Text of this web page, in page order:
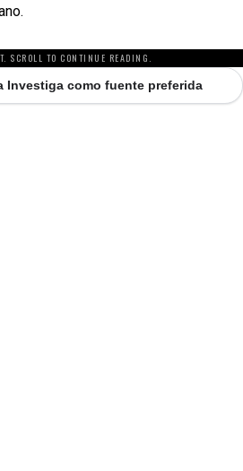
SCROLL TO CONTINUE READING.
Investiga como fuente preferida